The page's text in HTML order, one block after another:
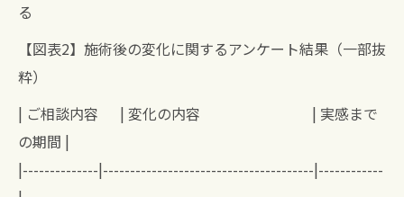
る
【図表2】施術後の変化に関するアンケート結果（一部抜
粋）
| ご相談内容 | 変化の内容 | 実感まで
の期間 |
|--------------|---------------------------------------|------------